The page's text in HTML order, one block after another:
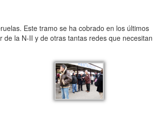
Este tramo se ha cobrado en los últimos
la N-II y de otras tantas redes que necesitan